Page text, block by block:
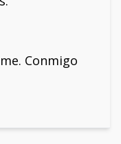
Conmigo